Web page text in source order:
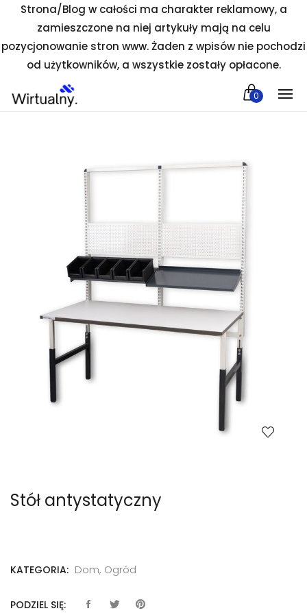
Strona/Blog w całości ma charakter reklamowy, a
zamieszczone na niej artykuły mają na celu
pozycjonowanie stron www. Żaden z wpisów nie pochodzi
od użytkowników, a wszystkie zostały opłacone.
0
Stół antystatyczny
KATEGORIA: Dom, Ogród
PODZIEL SIĘ: